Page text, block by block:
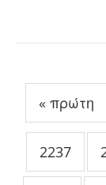
« πρώτη
2237